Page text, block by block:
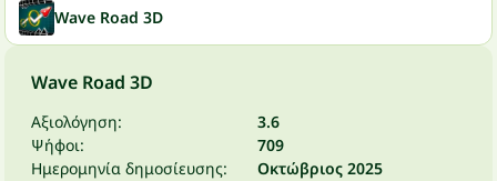
Wave Road 3D
Wave Road 3D
Αξιολόγηση:
3.6
Ψήφοι:
709
Ημερομηνία δημοσίευσης:
Οκτώβριος 2025